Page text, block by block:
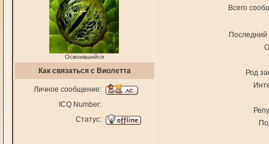
Освоившийся
Всего
Последний
Род
Как связаться с Виолетта
Личное сообщение:
ICQ Number:
Статус: